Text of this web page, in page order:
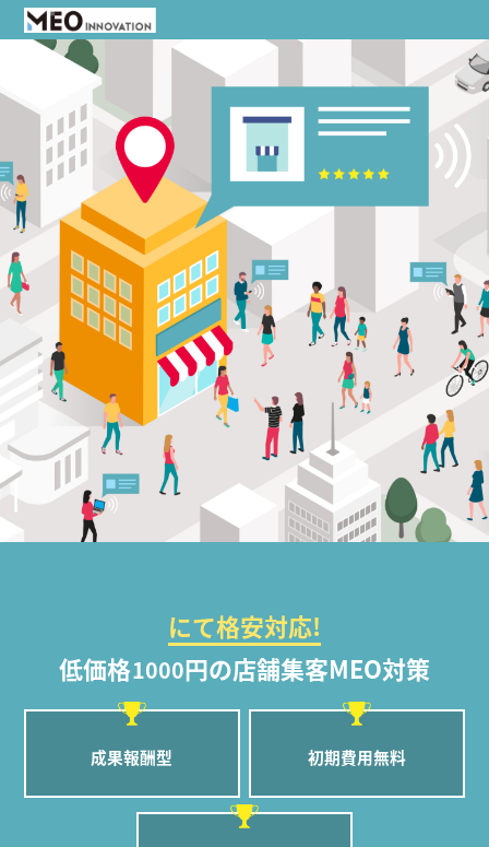
にて格安対応!
低価格1000円の店舗集客MEO対策
成果報酬型 初期費用無料